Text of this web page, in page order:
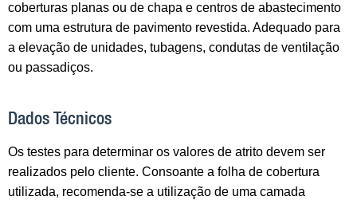
coberturas planas ou de chapa e centros de abastecimento
com uma estrutura de pavimento revestida. Adequado para
a elevação de unidades, tubagens, condutas de ventilação
ou passadiços.
Dados Técnicos
Os testes para determinar os valores de atrito devem ser
realizados pelo cliente. Consoante a folha de cobertura
utilizada, recomenda-se a utilização de uma camada